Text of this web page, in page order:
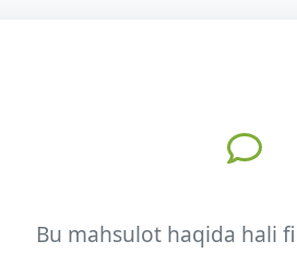
Bu mahsulot haqida hali